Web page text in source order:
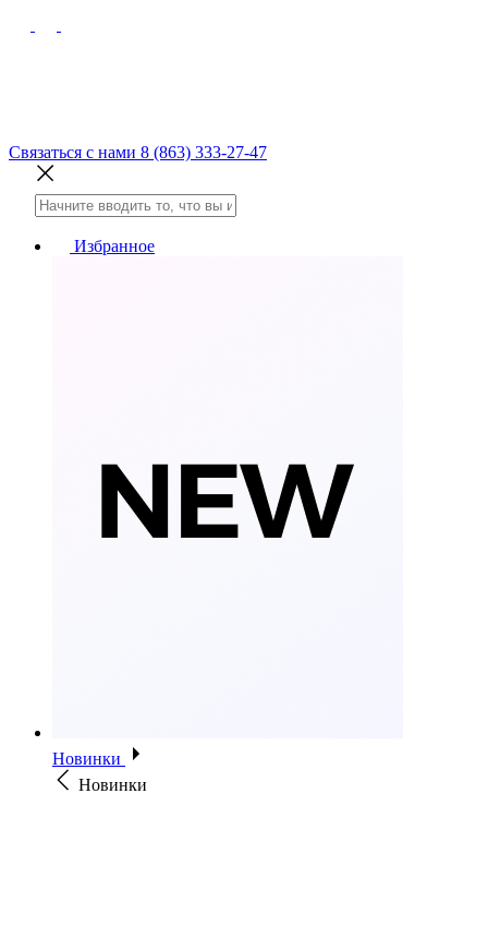
Связаться с нами 8 (863) 333-27-47
Избранное
Новинки
Новинки